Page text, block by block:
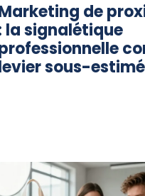
de
la signalétique
sous-estimé